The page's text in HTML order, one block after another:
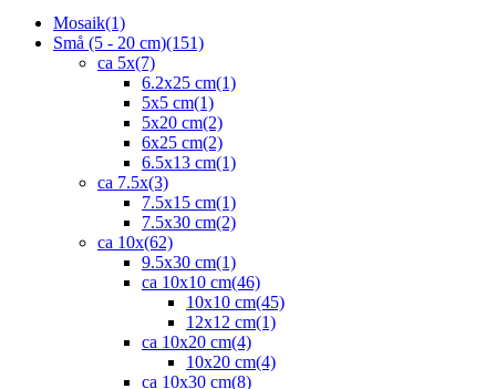
Mosaik(1)
Små (5 - 20 cm)(151)
ca 5x(7)
6.2x25 cm(1)
5x5 cm(1)
5x20 cm(2)
6x25 cm(2)
6.5x13 cm(1)
ca 7.5x(3)
7.5x15 cm(1)
7.5x30 cm(2)
ca 10x(62)
9.5x30 cm(1)
ca 10x10 cm(46)
10x10 cm(45)
12x12 cm(1)
ca 10x20 cm(4)
10x20 cm(4)
ca 10x30 cm(8)